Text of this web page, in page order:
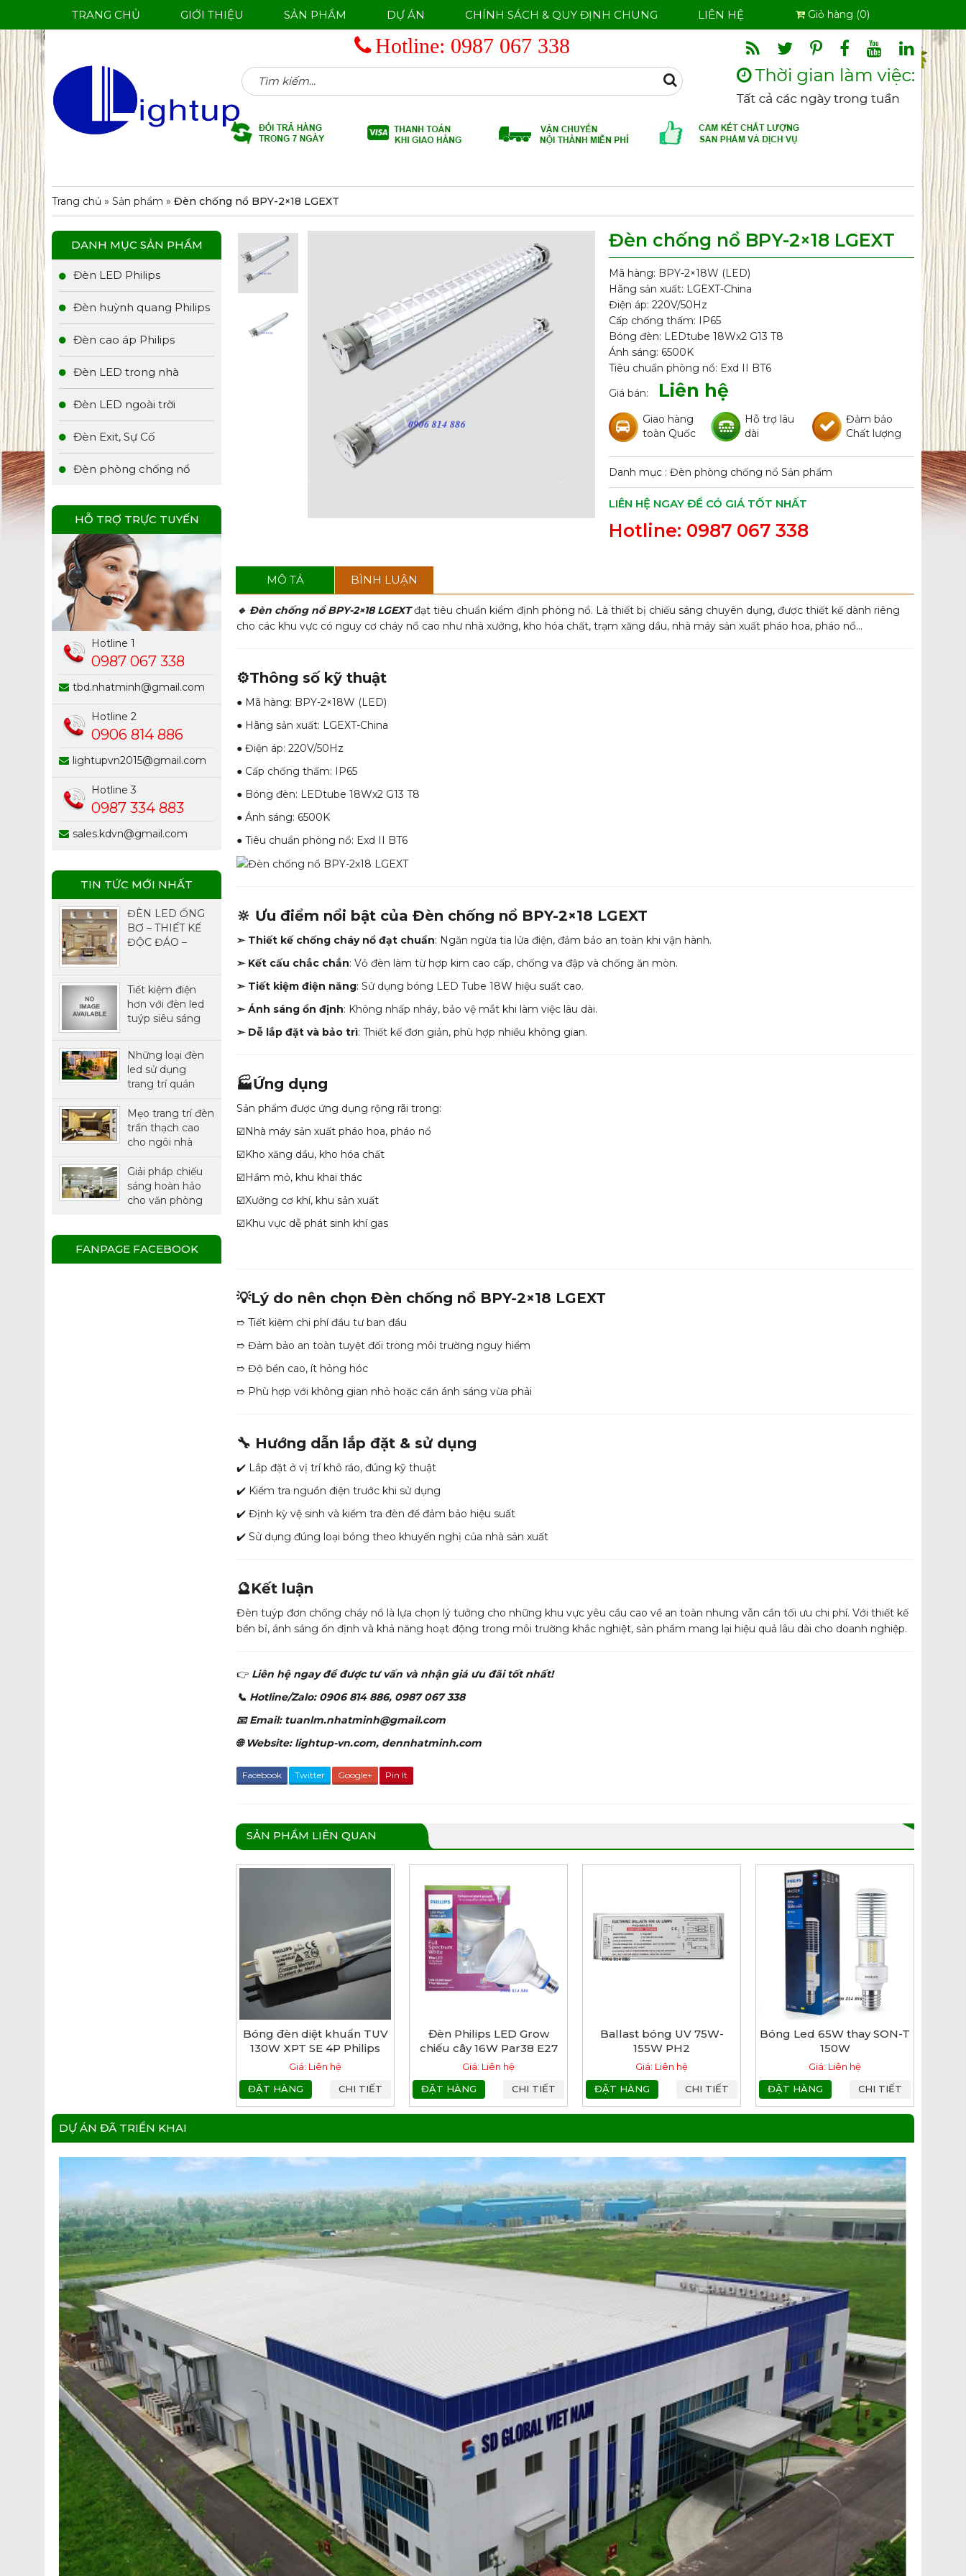
Hotline: 0987 067 338
Tìm
kiếm:
Search
TRANG CHỦ GIỚI THIỆU SẢN PHẨM DỰ ÁN CHÍNH SÁCH & QUY ĐỊNH CHUNG LIÊN HỆ Giỏ hàng (0)
Trang chủ » Sản phẩm » Đèn chống nổ BPY-2×18 LGEXT
Đèn chống nổ BPY-2×18 LGEXT
Mã hàng: BPY-2×18W (LED)
Hãng sản xuất: LGEXT-China
Điện áp: 220V/50Hz
Cấp chống thấm: IP65
Bóng đèn: LEDtube 18Wx2 G13 T8
Ánh sáng: 6500K
Tiêu chuẩn phòng nổ: Exd II BT6
Giá bán:
Liên hệ
Giao hàng
toàn Quốc
Hỗ trợ lâu
dài
Đảm bảo
Chất lượng
Danh mục :Đèn phòng chống nổSản phẩm
LIÊN HỆ NGAY ĐỂ CÓ GIÁ TỐT NHẤT
Hotline: 0987 067 338
MÔ TẢ BÌNH LUẬN
🔹 Đèn chống nổ BPY-2×18 LGEXTđạt tiêu chuẩn kiểm định phòng nổ. Là thiết bị chiếu sáng chuyên dụng, được thiết kế dành riêng
cho các khu vực có nguy cơ cháy nổ cao như nhà xưởng, kho hóa chất, trạm xăng dầu, nhà máy sản xuất pháo hoa, pháo nổ…
⚙️Thông số kỹ thuật
● Mã hàng: BPY-2×18W (LED)
● Hãng sản xuất: LGEXT-China
● Điện áp: 220V/50Hz
● Cấp chống thấm: IP65
● Bóng đèn: LEDtube 18Wx2 G13 T8
● Ánh sáng: 6500K
● Tiêu chuẩn phòng nổ: Exd II BT6
🔆 Ưu điểm nổi bật của Đèn chống nổ BPY-2×18 LGEXT
➣ Thiết kế chống cháy nổ đạt chuẩn: Ngăn ngừa tia lửa điện, đảm bảo an toàn khi vận hành.
➣ Kết cấu chắc chắn: Vỏ đèn làm từ hợp kim cao cấp, chống va đập và chống ăn mòn.
➣ Tiết kiệm điện năng: Sử dụng bóng LED Tube 18W hiệu suất cao.
➣ Ánh sáng ổn định: Không nhấp nháy, bảo vệ mắt khi làm việc lâu dài.
➣ Dễ lắp đặt và bảo trì: Thiết kế đơn giản, phù hợp nhiều không gian.
🏭Ứng dụng
Sản phẩm được ứng dụng rộng rãi trong:
☑️Nhà máy sản xuất pháo hoa, pháo nổ
☑️Kho xăng dầu, kho hóa chất
☑️Hầm mỏ, khu khai thác
☑️Xưởng cơ khí, khu sản xuất
☑️Khu vực dễ phát sinh khí gas
💡Lý do nên chọn Đèn chống nổ BPY-2×18 LGEXT
➱ Tiết kiệm chi phí đầu tư ban đầu
➱ Đảm bảo an toàn tuyệt đối trong môi trường nguy hiểm
➱ Độ bền cao, ít hỏng hóc
➱ Phù hợp với không gian nhỏ hoặc cần ánh sáng vừa phải
🔧 Hướng dẫn lắp đặt & sử dụng
✔️ Lắp đặt ở vị trí khô ráo, đúng kỹ thuật
✔️ Kiểm tra nguồn điện trước khi sử dụng
✔️ Định kỳ vệ sinh và kiểm tra đèn để đảm bảo hiệu suất
✔️ Sử dụng đúng loại bóng theo khuyến nghị của nhà sản xuất
🔮Kết luận
Đèn tuýp đơn chống cháy nổ là lựa chọn lý tưởng cho những khu vực yêu cầu cao về an toàn nhưng vẫn cần tối ưu chi phí. Với thiết kế
bền bỉ, ánh sáng ổn định và khả năng hoạt động trong môi trường khắc nghiệt, sản phẩm mang lại hiệu quả lâu dài cho doanh nghiệp.
👉 Liên hệ ngay để được tư vấn và nhận giá ưu đãi tốt nhất!
📞 Hotline/Zalo: 0906 814 886, 0987 067 338
📧 Email: tuanlm.nhatminh@gmail.com
🌐 Website: lightup-vn.com, dennhatminh.com
Facebook Twitter Google+ Pin It
SẢN PHẨM LIÊN QUAN
Bóng đèn diệt khuẩn TUV
130W XPT SE 4P Philips
Giá: Liên hệ
ĐẶT HÀNG
CHI TIẾT
Đèn Philips LED Grow
chiếu cây 16W Par38 E27
950 50D
Giá: Liên hệ
ĐẶT HÀNG
CHI TIẾT
Ballast bóng UV 75W-
155W PH2
Giá: Liên hệ
ĐẶT HÀNG
CHI TIẾT
Bóng Led 65W thay SON-T
150W
Giá: Liên hệ
ĐẶT HÀNG
CHI TIẾT
DANH MỤC SẢN PHẨM
Đèn LED Philips
Đèn huỳnh quang Philips
Đèn cao áp Philips
Đèn LED trong nhà
Đèn LED ngoài trời
Đèn Exit, Sự Cố
Đèn phòng chống nổ
HỖ TRỢ TRỰC TUYẾN
Hotline 1
0987 067 338
tbd.nhatminh@gmail.com
Hotline 2
0906 814 886
lightupvn2015@gmail.com
Hotline 3
0987 334 883
sales.kdvn@gmail.com
TIN TỨC MỚI NHẤT
ĐÈN LED ỐNG
BƠ – THIẾT KẾ
ĐỘC ĐÁO –
Tiết kiệm điện
hơn với đèn led
tuýp siêu sáng
Những loại đèn
led sử dụng
trang trí quán
chuộng nhất
Mẹo trang trí đèn
trần thạch cao
cho ngôi nhà
Giải pháp chiếu
sáng hoàn hảo
cho văn phòng
FANPAGE FACEBOOK
DỰ ÁN ĐÃ TRIỂN KHAI